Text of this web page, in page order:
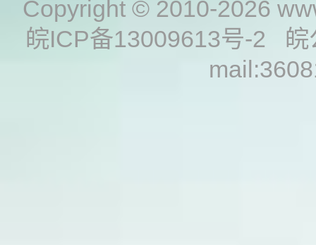
Copyright © 2010-2026
皖ICP备13009613号-2
皖